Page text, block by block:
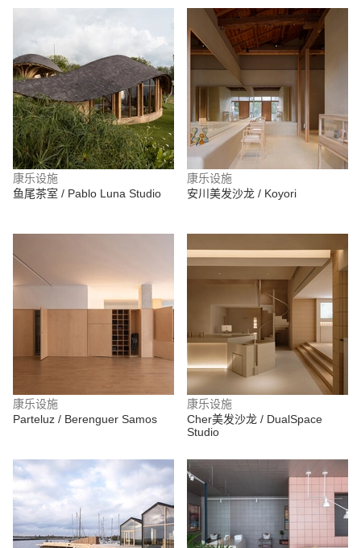
康乐设施
鱼尾茶室 / Pablo Luna Studio
康乐设施
安川美发沙龙 / Koyori
康乐设施
Parteluz / Berenguer Samos
康乐设施
Cher美发沙龙 / DualSpace
Studio